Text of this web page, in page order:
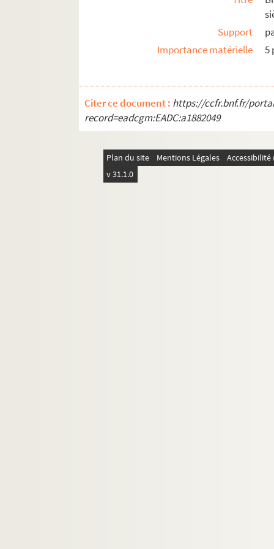
B20. Oeuvres et bibliographies autour
B21. Pièces concernant l'Académie
BB22. Pièces concernant l'iconographie
BB24. Pièces concernant l'iconographie
BB25. Augmentation du fonds Fénelon
BB26. Divers documents sur Fénelon
BB28. Pièces concernant divers articles
Support
Importance matérielle
5
Citer ce document : https://ccfr.bnf.fr/
record=eadcgm:EADC:a1882049
Plan du site Mentions Légales
v 31.1.0